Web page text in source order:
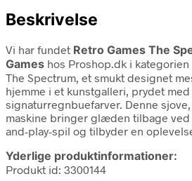
Beskrivelse
Vi har fundet Retro Games The
Games hos Proshop.dk i kategorien
The Spectrum, et smukt designet
hjemme i et kunstgalleri, prydet
signaturregnbuefarver. Denne
maskine bringer glæden tilbage
and-play-spil og tilbyder en
Yderlige produktinformationer:
Produkt id: 3300144